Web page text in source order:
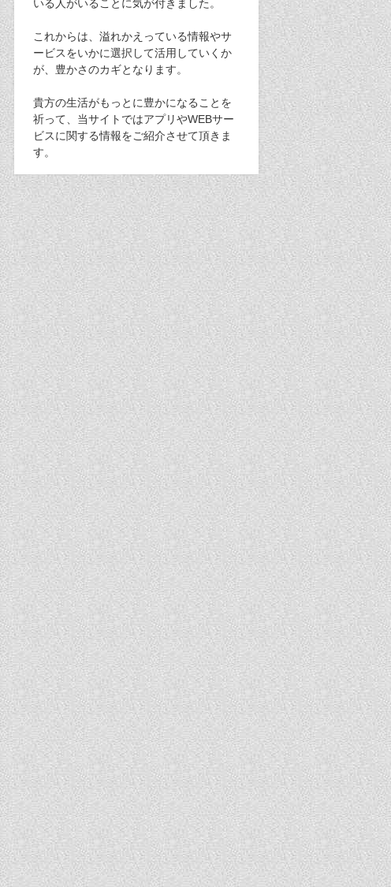
いる人がいることに気が付きました。
これからは、溢れかえっている情報やサ
ービスをいかに選択して活用していくか
が、豊かさのカギとなります。
貴方の生活がもっとに豊かになることを
祈って、当サイトではアプリやWEBサー
ビスに関する情報をご紹介させて頂きま
す。